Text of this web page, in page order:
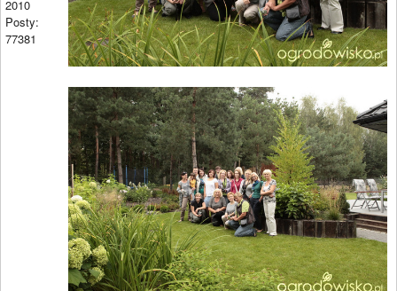
2010
Posty:
77381